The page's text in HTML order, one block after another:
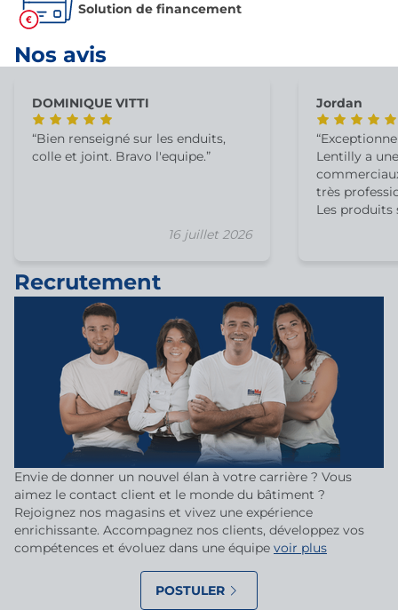
Solution de financement
Nos avis
DOMINIQUE VITTI
16 juillet 2026
Bien renseigné sur les enduits,
colle et joint. Bravo l'equipe.
Jordan
Lentilly a une
très
Les produits
toute
Recrutement
Envie de donner un nouvel élan à votre carrière ? Vous
aimez le contact client et le monde du bâtiment ?
Rejoignez nos magasins et vivez une expérience
enrichissante. Accompagnez nos clients, développez vos
compétences et évoluez dans une équipe voir plus
POSTULER